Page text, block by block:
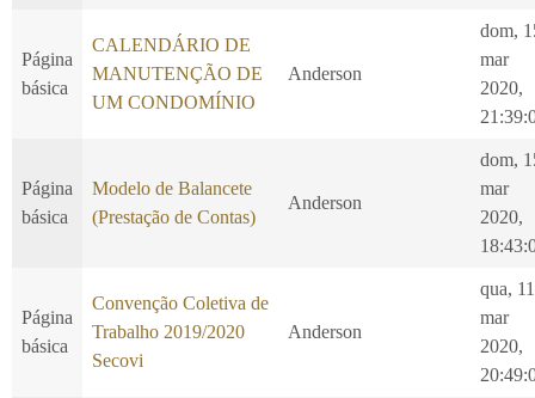
Página
básica
CALENDÁRIO DE
MANUTENÇÃO DE
UM CONDOMÍNIO
Anderson
dom,
mar
2020,
Página
básica
Modelo de Balancete
(Prestação de Contas)
Anderson
dom,
mar
2020,
Página
básica
Convenção Coletiva de
Trabalho 2019/2020
Secovi
Anderson
qua, 11
mar
2020,